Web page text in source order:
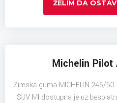
ŽELIM DA
Michelin Pilot
Zimska guma MICHELIN 245/
SUV MI dostupna je uz